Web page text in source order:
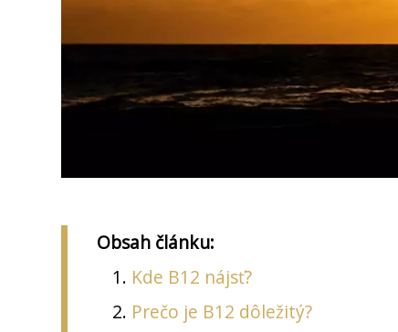
Obsah článku:
Kde B12 nájsť?
Prečo je B12 dôležitý?